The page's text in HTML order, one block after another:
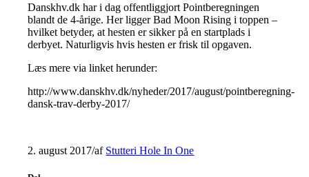
Danskhv.dk har i dag offentliggjort Pointberegningen
blandt de 4-årige. Her ligger Bad Moon Rising i toppen –
hvilket betyder, at hesten er sikker på en startplads i
derbyet. Naturligvis hvis hesten er frisk til opgaven.
Læs mere via linket herunder:
http://www.danskhv.dk/nyheder/2017/august/pointberegning-
dansk-trav-derby-2017/
2. august 2017/af Stutteri Hole In One